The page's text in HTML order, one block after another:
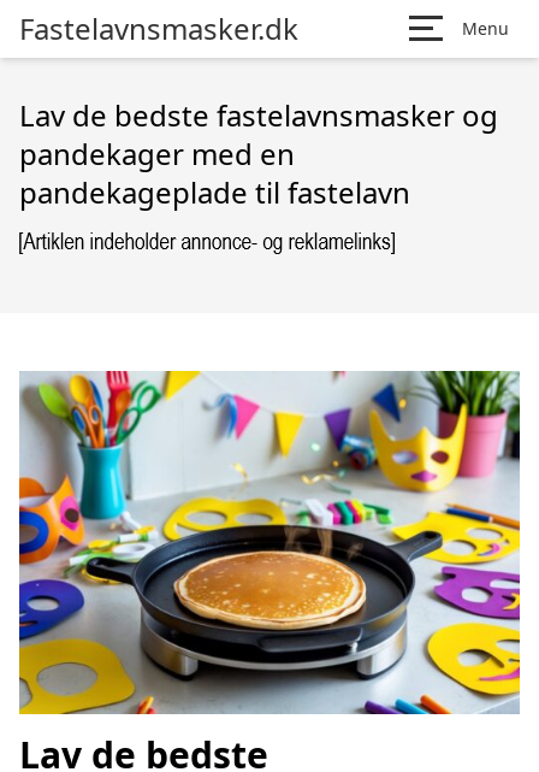
Fastelavnsmasker.dk Menu
Lav de bedste fastelavnsmasker og
pandekager med en
pandekageplade til fastelavn
Lav de bedste